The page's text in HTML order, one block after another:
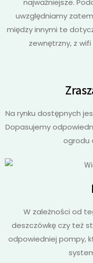
najważniejsze.
uwzględniamy
między innymi te
zewnętrzny, z
Na rynku dostępnych
Dopasujemy
ogrodu
W zależności od
deszczówkę czy też
odpowiedniej pompy,